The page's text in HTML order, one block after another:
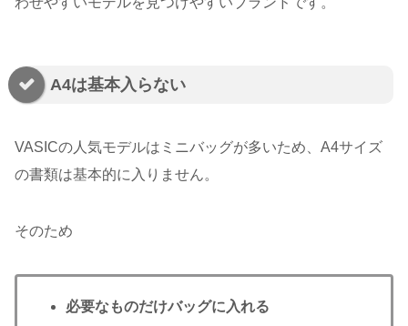
A4は基本入らない
VASICの人気モデルはミニバッグが多いため、A4サイズ
の書類は基本的に入りません。
そのため
必要なものだけバッグに入れる